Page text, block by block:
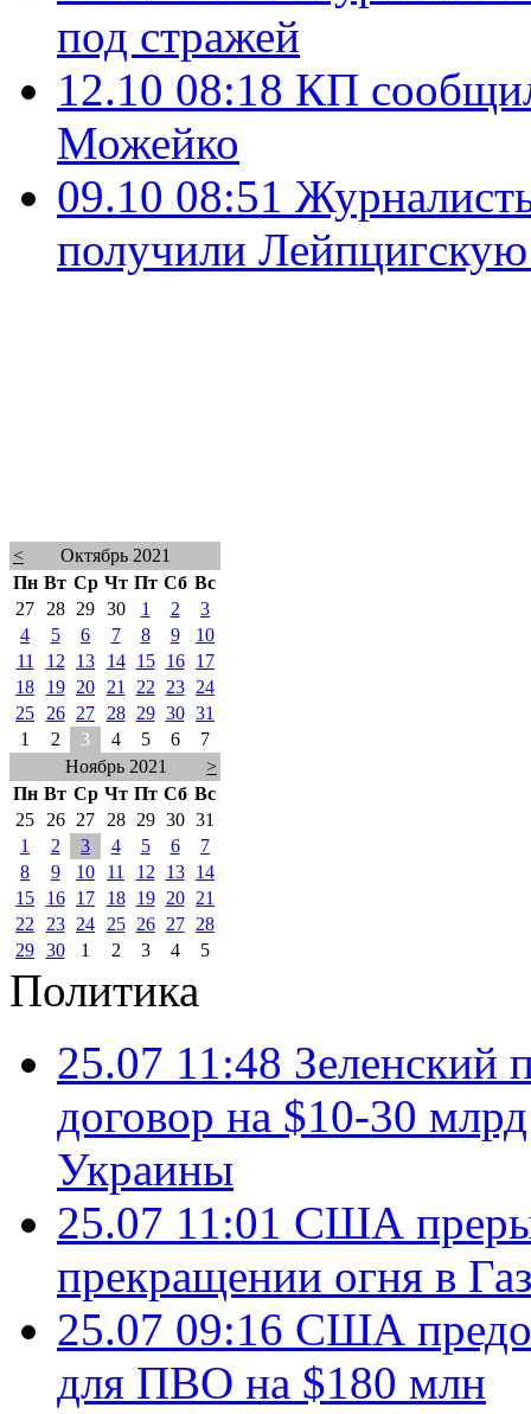
под стражей
12.10 08:18 КП
Можейко
09.10 08:51
получили
<
Октябрь 2021
Пн Вт Ср Чт Пт Сб Вс
27
28 29 30 1 2
3
4
5 6 7 8 9
10
11
12 13 14 15 16
17
18
19 20 21 22 23
24
25
26 27 28 29 30 31
1
2 3 4 5 6
7
Ноябрь 2021
>
Пн Вт Ср Чт Пт Сб Вс
25
26 27 28 29 30 31
1
2 3 4 5 6
7
8
9 10 11 12 13
14
15
16 17 18 19 20
21
22
23 24 25 26 27
28
29 30 1 2 3 4 5
Политика
25.07 11:48 Зеленский
договор на $10-30
Украины
25.07 11:01 США
прекращении огня в
25.07 09:16 США
для ПВО на $180 млн